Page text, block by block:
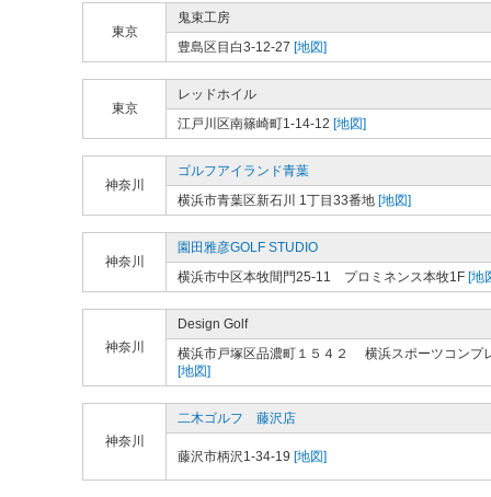
東京
鬼束工房
豊島区目白3-12-27 [地図]
東京
レッドホイル
江戸川区南篠崎町1-14-12 [地図]
神奈川
ゴルフアイランド青葉
横浜市青葉区新石川 1丁目33番地 [地図]
神奈川
園田雅彦GOLF STUDIO
横浜市中区本牧間門25-11 プロミネンス本牧1F [地
神奈川
Design Golf
横浜市戸塚区品濃町１５４２ 横浜スポーツコンプ
[地図]
神奈川
二木ゴルフ 藤沢店
藤沢市柄沢1-34-19 [地図]